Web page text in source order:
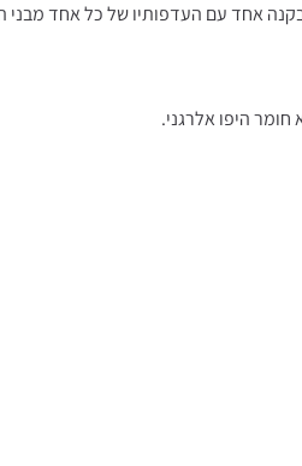
בקנה אחד עם העדפותיו של כל אחד מבני
היפו אלרגני.